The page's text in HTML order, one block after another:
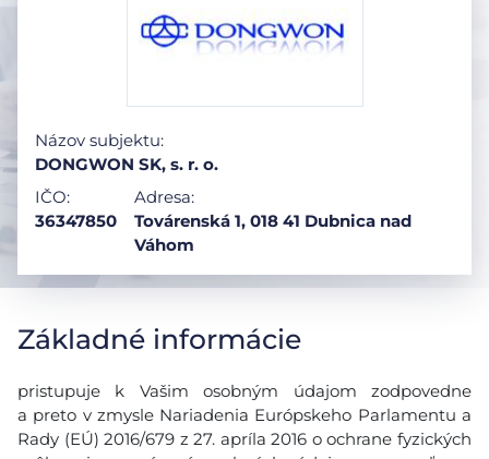
Názov subjektu:
DONGWON SK, s. r. o.
IČO:
36347850
Adresa:
Továrenská 1, 018 41 Dubnica nad
Váhom
Základné informácie
pristupuje k Vašim osobným údajom zodpovedne
a preto v zmysle Nariadenia Európskeho Parlamentu a
Rady (EÚ) 2016/679 z 27. apríla 2016 o ochrane fyzických